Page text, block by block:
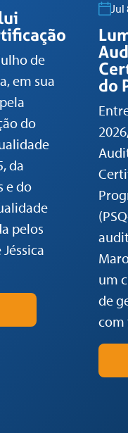
de
em sua
do
da
e do
pelos
Jul
do
um
de